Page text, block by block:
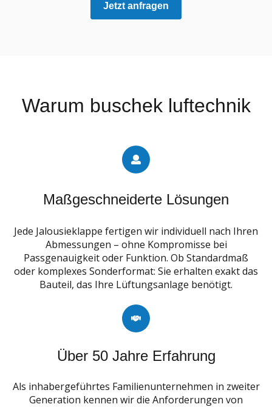
Jetzt anfragen
Warum buschek luftechnik
Maßgeschneiderte Lösungen
Jede Jalousieklappe fertigen wir individuell nach Ihren
Abmessungen – ohne Kompromisse bei
Passgenauigkeit oder Funktion. Ob Standardmaß
oder komplexes Sonderformat: Sie erhalten exakt das
Bauteil, das Ihre Lüftungsanlage benötigt.
Über 50 Jahre Erfahrung
Als inhabergeführtes Familienunternehmen in zweiter
Generation kennen wir die Anforderungen von